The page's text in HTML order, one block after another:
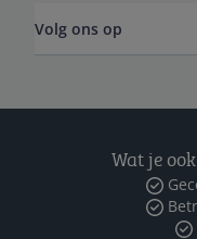
Volg ons op
Wat je